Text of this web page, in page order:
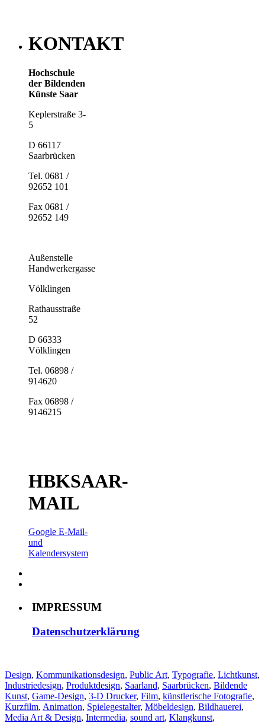
KONTAKT
Hochschule
der Bildenden
Künste Saar
Keplerstraße 3-
5
D 66117
Saarbrücken
Tel. 0681 /
92652 101
Fax 0681 /
92652 149
Außenstelle
Handwerkergasse
Völklingen
Rathausstraße
52
D 66333
Völklingen
Tel. 06898 /
914620
Fax 06898 /
9146215
HBKSAAR-
MAIL
Google E-Mail-
und
Kalendersystem
IMPRESSUM
Datenschutzerklärung
Design, Kommunikationsdesign, Public Art, Typografie, Lichtkunst,
Industriedesign, Produktdesign, Saarland, Saarbrücken, Bildende
Kunst, Game-Design, 3-D Drucker, Film, künstlerische Fotografie,
Kurzfilm, Animation, Spielegestalter, Möbeldesign, Bildhauerei,
Media Art & Design, Intermedia, sound art, Klangkunst,